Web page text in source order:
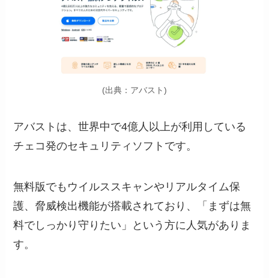
(出典：アバスト)
アバストは、世界中で4億人以上が利用している
チェコ発のセキュリティソフトです。
無料版でもウイルススキャンやリアルタイム保
護、脅威検出機能が搭載されており、「まずは無
料でしっかり守りたい」という方に人気がありま
す。